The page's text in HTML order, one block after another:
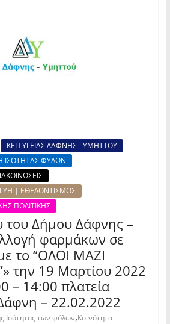
ΚΕΠ ΥΓΕΙΑΣ ΔΑΦΝΗΣ - ΥΜΗΤΤΟΥ
ΙΣΟΤΗΤΑΣ ΦΥΛΩΝ
| ΕΘΕΛΟΝΤΙΣΜΟΣ
ΠΟΛΙΤΙΚΗΣ
του Δήμου Δάφνης –
φαρμάκων σε
το “ΟΛΟΙ ΜΑΖΙ
την 19 Μαρτίου 2022
– 14:00 πλατεία
– 22.02.2022
Ισότητας των φύλων,Κοινότητα